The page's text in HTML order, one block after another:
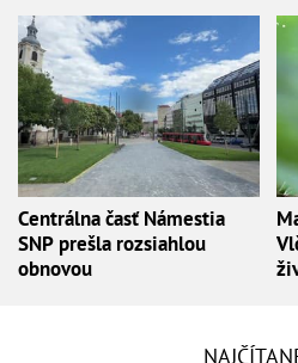
Centrálna časť Námestia
SNP prešla rozsiahlou
obnovou